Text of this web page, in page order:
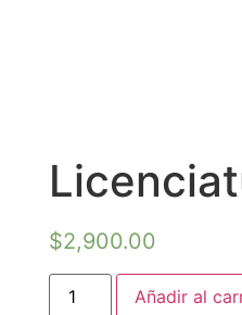
$2,900.00
Añadir al